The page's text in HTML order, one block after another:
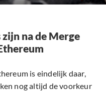
na de Merge
is eindelijk daar,
nog altijd de voorkeur